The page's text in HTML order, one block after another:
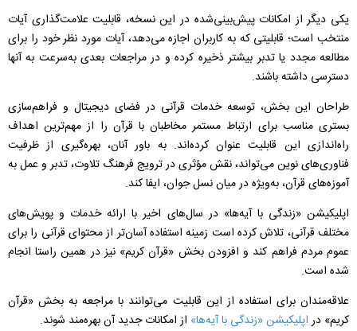
یکی دیگر از امکانات پیش‌بینی‌شده در این نسخه، قابلیت علامت‌گذاری آیات
منتخب است؛ قابلیتی که به کاربران اجازه می‌دهد، آیات مورد نظر خود را برای
مطالعه مجدد یا تدبر بیشتر ذخیره کرده و در مراجعات بعدی به‌سرعت به آنها
دسترسی داشته باشند.
طراحان این بخش، توسعه خدمات قرآنی در فضای دیجیتال و فراهم‌سازی
بستری مناسب برای ارتباط مستمر مخاطبان با قرآن را از مهم‌ترین اهداف
راه‌اندازی این قابلیت عنوان کرده‌اند. به باور آنان، بهره‌گیری از ظرفیت
فناوری‌های نوین می‌تواند، نقش مؤثری در ترویج فرهنگ تلاوت، تدبر و عمل به
آموزه‌های قرآن، به‌ویژه در میان نسل جوان، ایفا کند.
اپلیکیشن «زندگی با آیه‌ها» در سال‌های اخیر با ارائه خدمات و پویش‌های
مختلف قرآنی، تلاش کرده است زمینه استفاده آسان‌تر از محتوای قرآنی را برای
عموم مردم فراهم کند و افزودن بخش «قرآن کریم» نیز در همین راستا انجام
شده است.
علاقه‌مندان برای استفاده از این قابلیت می‌توانند با مراجعه به بخش «قرآن
کریم» دراپلیکیشن «زندگی با آیه‌ها» از امکانات جدید آن بهره‌مند شوند.